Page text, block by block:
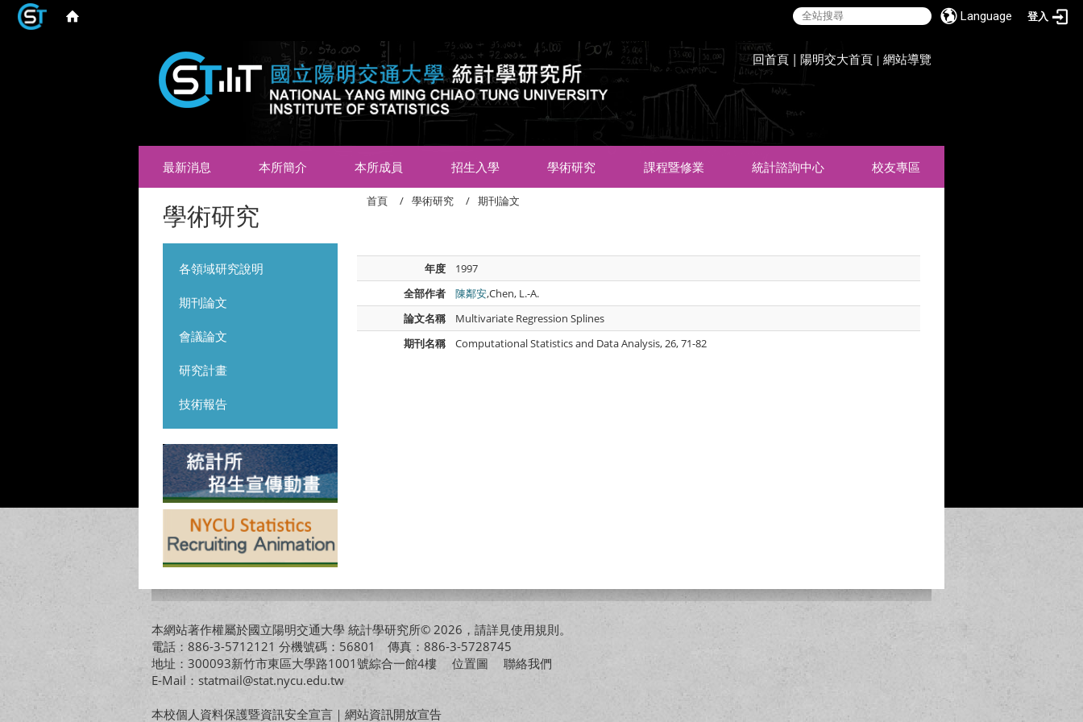
Language 登入
回首頁 | 陽明交大首頁 |網站導覽
最新消息 本所簡介 本所成員 招生入學 學術研究 課程暨修業 統計諮詢中心 校友專區
學術研究
各領域研究說明
期刊論文
會議論文
研究計畫
技術報告
首頁 學術研究 期刊論文
年度
1997
全部作者
陳鄰安,Chen, L.-A.
論文名稱
Multivariate Regression Splines
期刊名稱
Computational Statistics and Data Analysis, 26, 71-82
本網站著作權屬於國立陽明交通大學 統計學研究所© 2026，請詳見使用規則。
電話：886-3-5712121 分機號碼：56801 傳真：886-3-5728745
地址：300093新竹市東區大學路1001號綜合一館4樓 位置圖
聯絡我們
E-Mail：statmail@stat.nycu.edu.tw
本校個人資料保護暨資訊安全宣言 ｜ 網站資訊開放宣告